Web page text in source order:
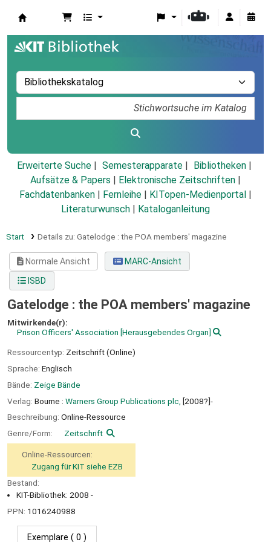
Erweiterte Suche Semesterapparate
Bibliotheken
Aufsätze & Papers
Elektronische Zeitschriften
Fachdatenbanken
Fernleihe KITopen-Medienportal
Literaturwunsch
Kataloganleitung
Start Details zu: Gatelodge : the POA members' magazine
Normale Ansicht
MARC-Ansicht
ISBD
Gatelodge : the POA members' magazine
Mitwirkende(r):
Prison Officers' Association [Herausgebendes Organ]
Ressourcentyp: Zeitschrift (Online)
Sprache: Englisch
Bände: Zeige Bände
Verlag: Bourne : Warners Group Publications plc, [2008?]-
Beschreibung: Online-Ressource
Genre/Form:
Zeitschrift
Online-Ressourcen:
Zugang für KIT siehe EZB
Bestand:
KIT-Bibliothek: 2008 -
PPN: 1016240988
Exemplare ( 0 )